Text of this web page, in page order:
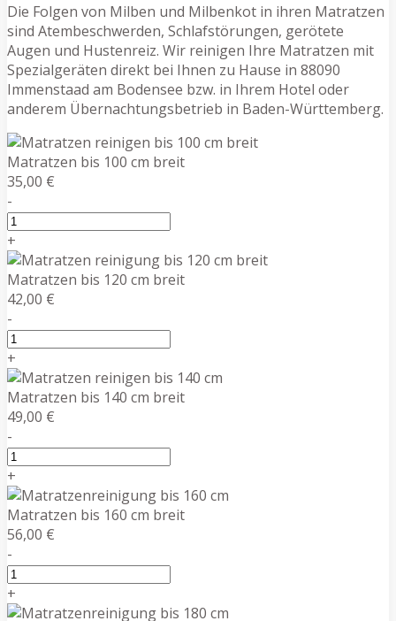
Die Folgen von Milben und Milbenkot in ihren Matratzen
sind Atembeschwerden, Schlafstörungen, gerötete
Augen und Hustenreiz. Wir reinigen Ihre Matratzen mit
Spezialgeräten direkt bei Ihnen zu Hause in 88090
Immenstaad am Bodensee bzw. in Ihrem Hotel oder
anderem Übernachtungsbetrieb in Baden-Württemberg.
Matratzen bis 100 cm breit
35,00 €
-
+
Matratzen bis 120 cm breit
42,00 €
-
+
Matratzen bis 140 cm breit
49,00 €
-
+
Matratzen bis 160 cm breit
56,00 €
-
+